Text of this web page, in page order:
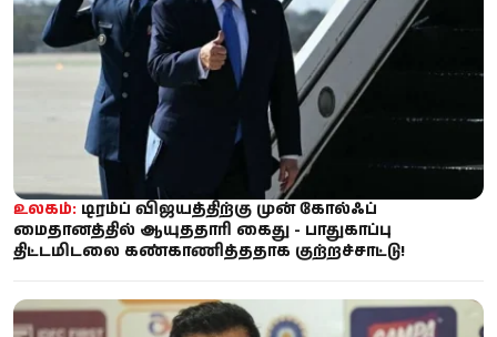
உலகம்: டிரம்ப் விஜயத்திற்கு முன் கோல்ஃப்
மைதானத்தில் ஆயுததாரி கைது - பாதுகாப்பு
திட்டமிடலை கண்காணித்ததாக குற்றச்சாட்டு!